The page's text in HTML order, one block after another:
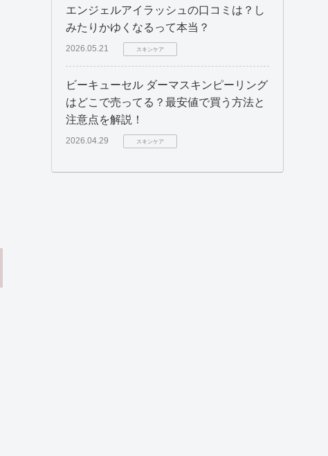
エンジェルアイラッシュの口コミは？し
みたりかゆくなるって本当？
2026.05.21 スキンケア
ビーキューセル ダーマスキンピーリング
はどこで売ってる？最安値で買う方法と
注意点を解説！
2026.04.29 スキンケア